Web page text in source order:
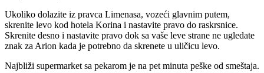
Ukoliko dolazite iz pravca Limenasa, vozeći glavnim putem,
skrenite levo kod hotela Korina i nastavite pravo do raskrsnice.
Skrenite desno i nastavite pravo dok sa vaše leve strane ne ugledate
znak za Arion kada je potrebno da skrenete u uličicu levo.
Najbliži supermarket sa pekarom je na pet minuta peške od smeštaja.